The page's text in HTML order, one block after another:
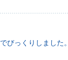
びっくりしました。